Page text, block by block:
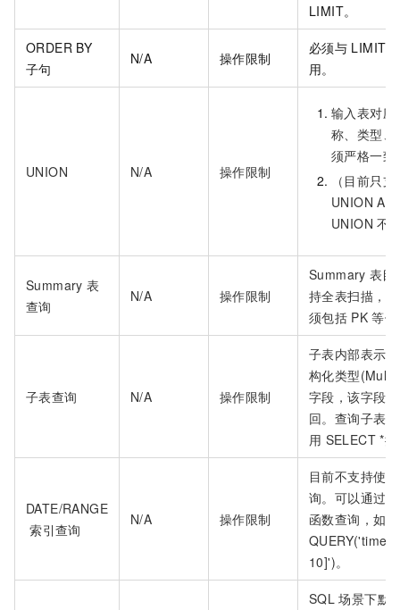
LIMIT。
ORDER BY
子句
N/A 操作限制
必须与 LIMIT
用。
UNION N/A 操作限制
输入表对应
称、类型、
须严格一致
（目前只支
UNION
UNION 不
Summary 表
查询
N/A 操作限制
Summary 表目
持全表扫描，
须包括 PK 等
子表查询 N/A 操作限制
子表内部表示
构化类型
字段，该字段
回。查询子表
用 SELECT *
DATE/RANGE
索引查询
N/A 操作限制
目前不支持使
询。可以通过
函数查询，如
QUERY('time',
10]')。
SQL 场景下默